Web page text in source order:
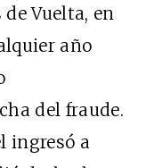
Vuelta, en
año
del fraude.
ingresó a